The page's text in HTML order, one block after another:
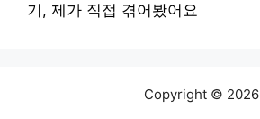
기, 제가 직접 겪어봤어요
Copyright © 2026